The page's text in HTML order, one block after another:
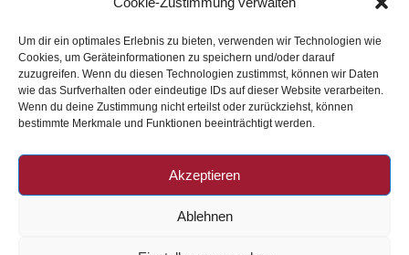
Um dir ein optimales Erlebnis zu bieten, verwenden wir Technologien wie
Cookies, um Geräteinformationen zu speichern und/oder darauf
zuzugreifen. Wenn du diesen Technologien zustimmst, können wir Daten
wie das Surfverhalten oder eindeutige IDs auf dieser Website verarbeiten.
Wenn du deine Zustimmung nicht erteilst oder zurückziehst, können
bestimmte Merkmale und Funktionen beeinträchtigt werden.
Akzeptieren
Ablehnen
Marienplatz 21
in 82362 Weilheim
|Impressum
Telefon: 0881 – 40664